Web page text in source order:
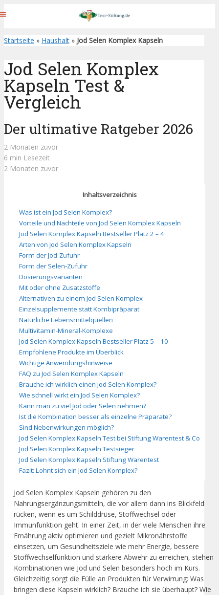
Startseite » Haushalt » Jod Selen Komplex Kapseln
Jod Selen Komplex
Kapseln Test &
Vergleich
Der ultimative Ratgeber 2026
2 Monaten zuvor
6 min Lesezeit
2 Monaten zuvor
Inhaltsverzeichnis
Was ist ein Jod Selen Komplex?
Vorteile und Nachteile von Jod Selen Komplex Kapseln
Jod Selen Komplex Kapseln Bestseller Platz 2 – 4
Arten von Jod Selen Komplex Kapseln
Form der Jod-Zufuhr
Form der Selen-Zufuhr
Dosierungsvarianten
Mit oder ohne Zusatzstoffe
Alternativen zu einem Jod Selen Komplex
Einzelsupplemente statt Kombipräparat
Natürliche Lebensmittelquellen
Multivitamin-Mineral-Komplexe
Jod Selen Komplex Kapseln Bestseller Platz 5 – 10
Empfohlene Produkte im Überblick
Wichtige Anwendungshinweise
FAQ zu Jod Selen Komplex Kapseln
Brauche ich wirklich einen Jod Selen Komplex?
Wie schnell wirkt ein Jod Selen Komplex?
Kann man zu viel Jod oder Selen nehmen?
Ist die Kombination besser als einzelne Präparate?
Sind Nebenwirkungen möglich?
Jod Selen Komplex Kapseln Test bei Stiftung Warentest & Co
Jod Selen Komplex Kapseln Testsieger
Jod Selen Komplex Kapseln Stiftung Warentest
Fazit: Lohnt sich ein Jod Selen Komplex?
Jod Selen Komplex Kapseln gehören zu den
Nahrungsergänzungsmitteln, die vor allem dann ins Blickfeld
rücken, wenn es um Schilddrüse, Stoffwechsel oder
Immunfunktion geht. In einer Zeit, in der viele Menschen ihre
Ernährung aktiv optimieren und gezielt Mikronährstoffe
einsetzen, um Gesundheitsziele wie mehr Energie, bessere
Stoffwechselfunktion und stärkere Abwehr zu erreichen, stehen
Kombinationen wie Jod und Selen besonders hoch im Kurs.
Gleichzeitig sorgt die Fülle an Produkten für Verwirrung: Was
bringen diese Kapseln wirklich? Brauche ich sie überhaupt? Wie